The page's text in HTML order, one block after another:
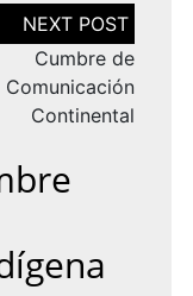
Cumbre de
Comunicación
Continental